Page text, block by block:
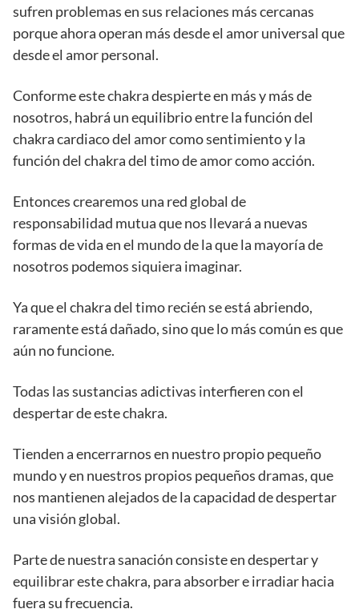
sufren problemas en sus relaciones más cercanas
porque ahora operan más desde el amor universal que
desde el amor personal.
Conforme este chakra despierte en más y más de
nosotros, habrá un equilibrio entre la función del
chakra cardiaco del amor como sentimiento y la
función del chakra del timo de amor como acción.
Entonces crearemos una red global de
responsabilidad mutua que nos llevará a nuevas
formas de vida en el mundo de la que la mayoría de
nosotros podemos siquiera imaginar.
Ya que el chakra del timo recién se está abriendo,
raramente está dañado, sino que lo más común es que
aún no funcione.
Todas las sustancias adictivas interfieren con el
despertar de este chakra.
Tienden a encerrarnos en nuestro propio pequeño
mundo y en nuestros propios pequeños dramas, que
nos mantienen alejados de la capacidad de despertar
una visión global.
Parte de nuestra sanación consiste en despertar y
equilibrar este chakra, para absorber e irradiar hacia
fuera su frecuencia.